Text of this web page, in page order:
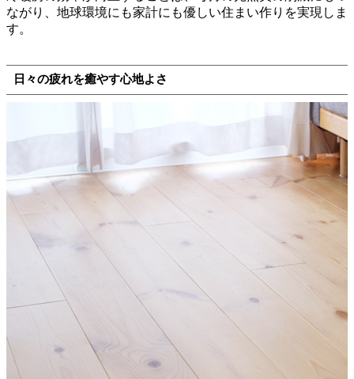
ながり、地球環境にも家計にも優しい住まい作りを実現しま
す。
日々の疲れを癒やす心地よさ